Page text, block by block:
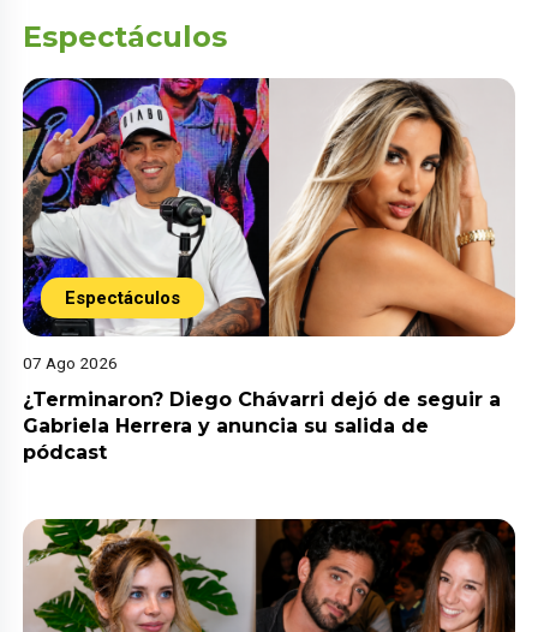
Espectáculos
Espectáculos
07 Ago 2026
¿Terminaron? Diego Chávarri dejó de seguir a
Gabriela Herrera y anuncia su salida de
pódcast